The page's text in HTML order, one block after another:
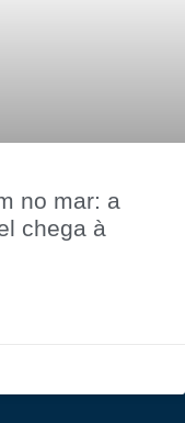
no mar: a
chega à